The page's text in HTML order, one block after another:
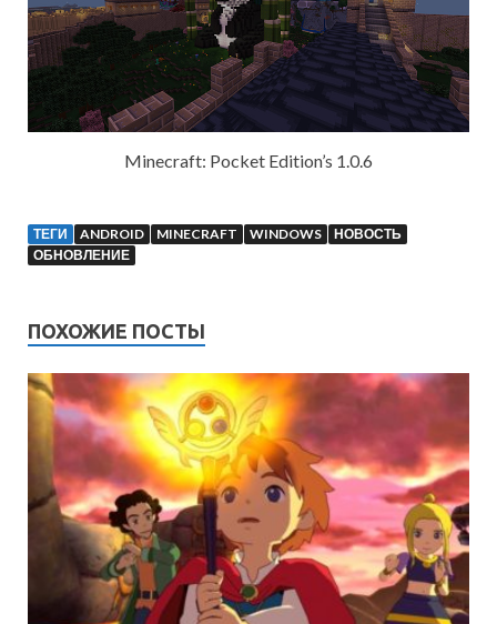
Minecraft: Pocket Edition’s 1.0.6
ТЕГИ ANDROID MINECRAFT WINDOWS
НОВОСТЬ
ОБНОВЛЕНИЕ
ПОХОЖИЕ ПОСТЫ